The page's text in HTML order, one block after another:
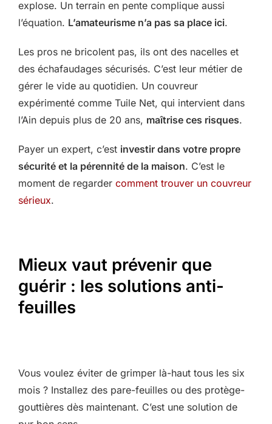
explose. Un terrain en pente complique aussi
l’équation. L’amateurisme n’a pas sa place ici.
Les pros ne bricolent pas, ils ont des nacelles et
des échafaudages sécurisés. C’est leur métier de
gérer le vide au quotidien. Un couvreur
expérimenté comme Tuile Net, qui intervient dans
l’Ain depuis plus de 20 ans, maîtrise ces risques.
Payer un expert, c’est investir dans votre propre
sécurité et la pérennité de la maison. C’est le
moment de regarder comment trouver un couvreur
sérieux.
Mieux vaut prévenir que
guérir : les solutions anti-
feuilles
Vous voulez éviter de grimper là-haut tous les six
mois ? Installez des pare-feuilles ou des protège-
gouttières dès maintenant. C’est une solution de